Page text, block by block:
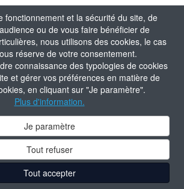
fonctionnement et la sécurité du site, de
ou de vous faire bénéficier de
nous utilisons des cookies, le cas
réserve de votre consentement.
connaissance des typologies de cookies
et gérer vos préférences en matière de
en cliquant sur "Je paramètre".
Plus d'information.
Je paramètre
Tout refuser
Tout accepter